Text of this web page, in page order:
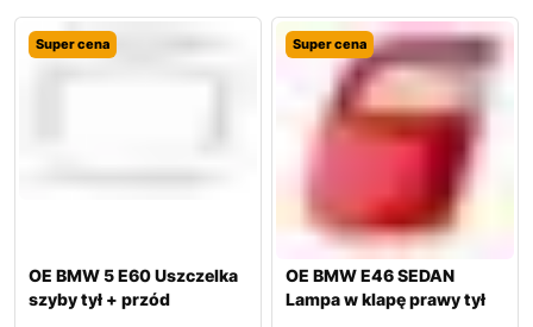
Super cena
OE BMW 5 E60 Uszczelka
szyby tył + przód
Super cena
OE BMW E46 SEDAN
Lampa w klapę prawy tył